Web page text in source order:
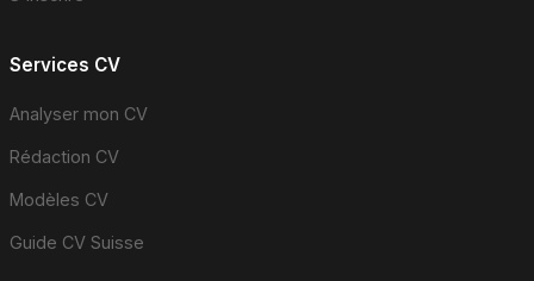
Services CV
Analyser mon CV
Rédaction CV
Modèles CV
Guide CV Suisse